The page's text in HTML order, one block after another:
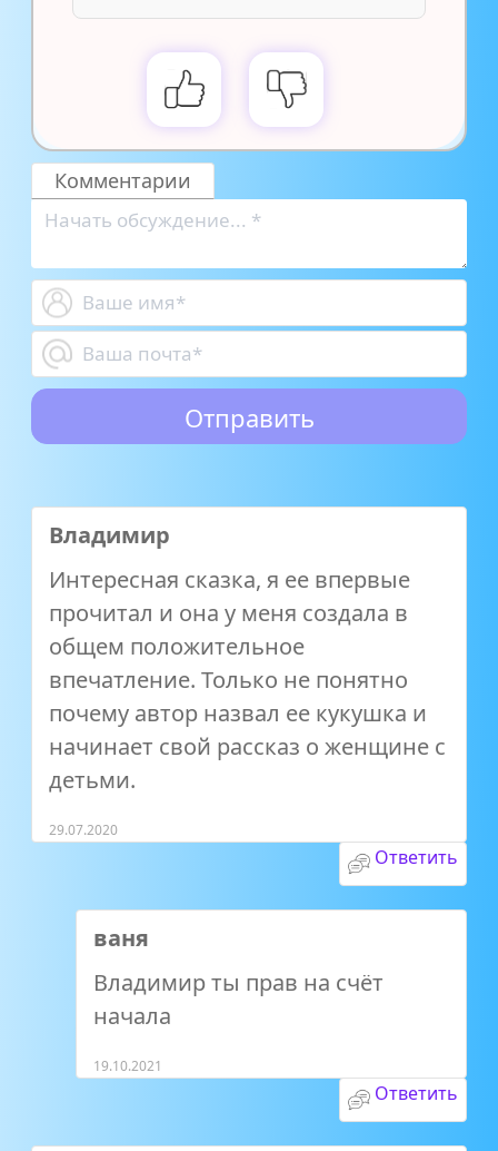
Комментарии
Владимир
Интересная сказка, я ее впервые
прочитал и она у меня создала в
общем положительное
впечатление. Только не понятно
почему автор назвал ее кукушка и
начинает свой рассказ о женщине с
детьми.
29.07.2020
Ответить
ваня
Владимир ты прав на счёт
начала
19.10.2021
Ответить